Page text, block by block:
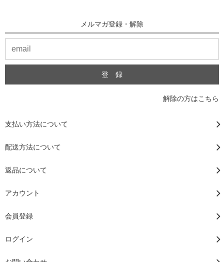
メルマガ登録・解除
解除の方はこちら
支払い方法について
配送方法について
返品について
アカウント
会員登録
ログイン